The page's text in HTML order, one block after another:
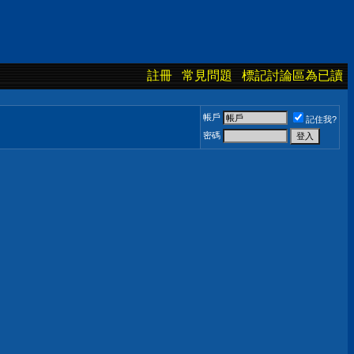
註冊 常見問題 標記討論區為已讀
帳戶
記住我?
密碼